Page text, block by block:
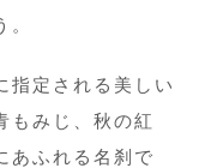
指定される美しい
もみじ、秋の紅
あふれる名刹で